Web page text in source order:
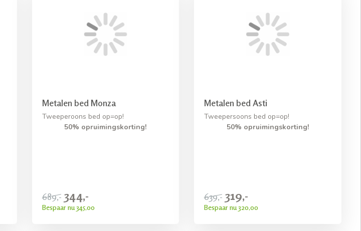
Metalen bed Monza
Tweeperoons bed op=op!
50% opruimingskorting!
689,- 344,-
Bespaar nu 345,00
Metalen bed Asti
Tweepersoons bed op=op!
50% opruimingskorting!
639,- 319,-
Bespaar nu 320,00